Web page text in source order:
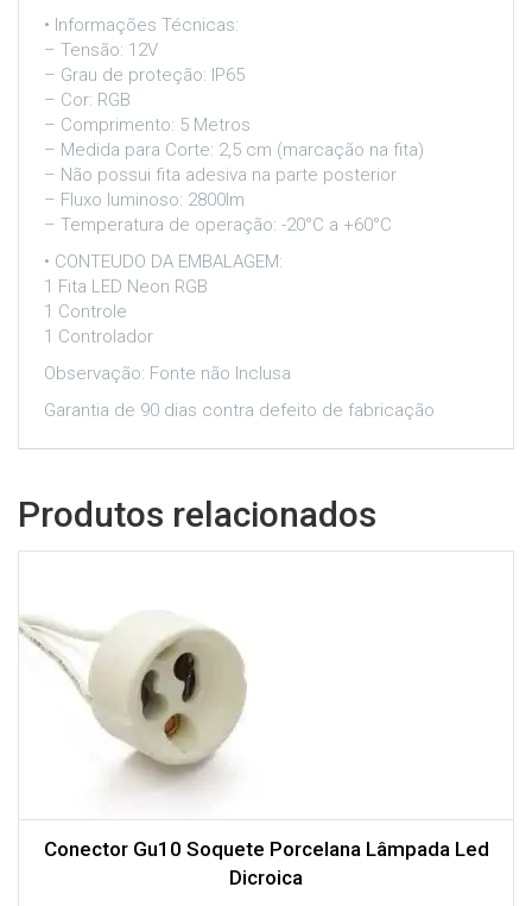
• Informações Técnicas:
– Tensão: 12V
– Grau de proteção: IP65
– Cor: RGB
– Comprimento: 5 Metros
– Medida para Corte: 2,5 cm (marcação na fita)
– Não possui fita adesiva na parte posterior
– Fluxo luminoso: 2800lm
– Temperatura de operação: -20°C a +60°C
• CONTEUDO DA EMBALAGEM:
1 Fita LED Neon RGB
1 Controle
1 Controlador
Observação: Fonte não Inclusa
Garantia de 90 dias contra defeito de fabricação
Produtos relacionados
Conector Gu10 Soquete Porcelana Lâmpada Led
Dicroica